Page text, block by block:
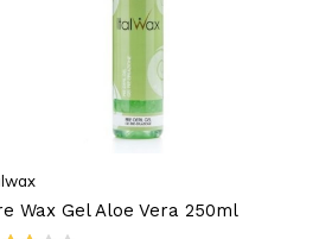
Wax Gel Aloe Vera 250ml